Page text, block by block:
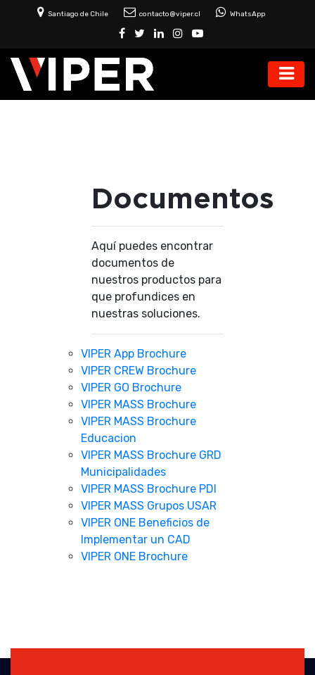
Santiago de Chile contacto@viper.cl WhatsApp
Documentos
Aquí puedes encontrar
documentos de
nuestros productos para
que profundices en
nuestras soluciones.
VIPER App Brochure
VIPER CREW Brochure
VIPER GO Brochure
VIPER MASS Brochure
VIPER MASS Brochure
Educacion
VIPER MASS Brochure GRD
Municipalidades
VIPER MASS Brochure PDI
VIPER MASS Grupos USAR
VIPER ONE Beneficios de
Implementar un CAD
VIPER ONE Brochure